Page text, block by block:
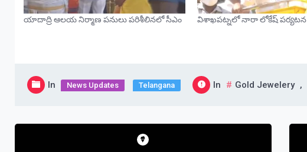
యాదాద్రి ఆలయ నిర్మాణ పనులు పరిశీలినలో సీఎం విశాఖపట్నలో నారా లోకేష్ పర్యటన
In News Updates Telangana In Gold Jewelery ,
Post